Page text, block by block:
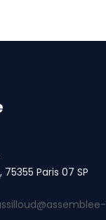
75355 Paris 07 SP